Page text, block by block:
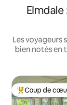
Les voyageurs
bien notés en
Coups de cœur
Coup de